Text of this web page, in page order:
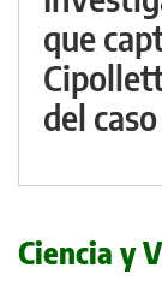
que
del caso
Ciencia y